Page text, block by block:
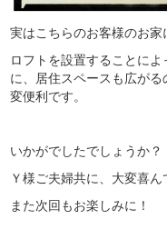
実はこちらのお客様のお家
ロフトを設置することに
に、居住スペースも広が
変便利です。
いかがでしたでしょうか？
Ｙ様ご夫婦共に、大変喜ん
また次回もお楽しみに！